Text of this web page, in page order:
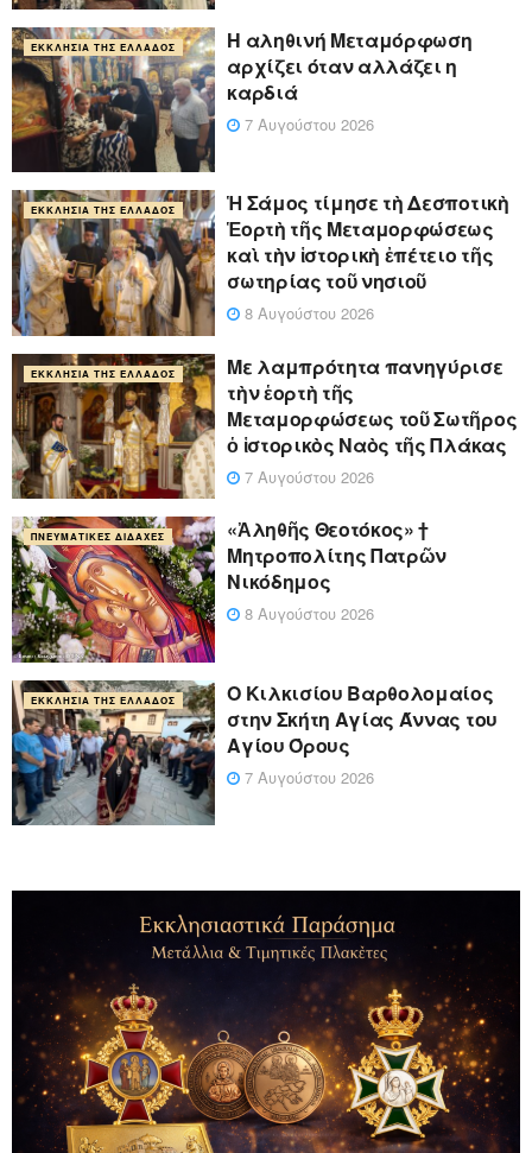
ΕΚΚΛΗΣΊΑ ΤΗΣ ΕΛΛΆΔΟΣ
Η αληθινή Μεταμόρφωση
αρχίζει όταν αλλάζει η
καρδιά
7 Αυγούστου 2026
ΕΚΚΛΗΣΊΑ ΤΗΣ ΕΛΛΆΔΟΣ
Ἡ Σάμος τίμησε τὴ Δεσποτικὴ
Ἑορτὴ τῆς Μεταμορφώσεως
καὶ τὴν ἱστορικὴ ἐπέτειο τῆς
σωτηρίας τοῦ νησιοῦ
8 Αυγούστου 2026
ΕΚΚΛΗΣΊΑ ΤΗΣ ΕΛΛΆΔΟΣ
Με λαμπρότητα πανηγύρισε
τὴν ἑορτὴ τῆς
Μεταμορφώσεως τοῦ Σωτῆρος
ὁ ἱστορικὸς Ναὸς τῆς Πλάκας
7 Αυγούστου 2026
ΠΝΕΥΜΑΤΙΚΈΣ ΔΙΔΑΧΈΣ
«Ἀληθῆς Θεοτόκος» †
Μητροπολίτης Πατρῶν
Νικόδημος
8 Αυγούστου 2026
ΕΚΚΛΗΣΊΑ ΤΗΣ ΕΛΛΆΔΟΣ
Ο Κιλκισίου Βαρθολομαίος
στην Σκήτη Αγίας Άννας του
Αγίου Όρους
7 Αυγούστου 2026